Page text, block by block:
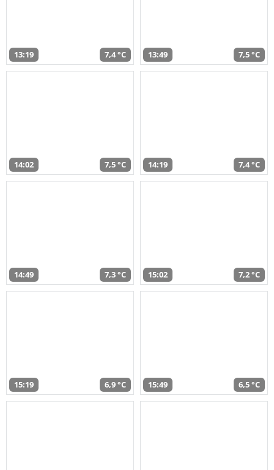
13:19 7,4 °C 13:49 7,5 °C
14:02 7,5 °C 14:19 7,4 °C
14:49 7,3 °C 15:02 7,2 °C
15:19 6,9 °C 15:49 6,5 °C